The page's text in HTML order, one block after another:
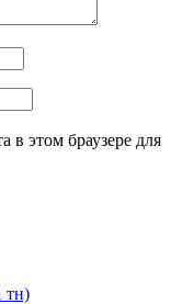
в этом браузере для